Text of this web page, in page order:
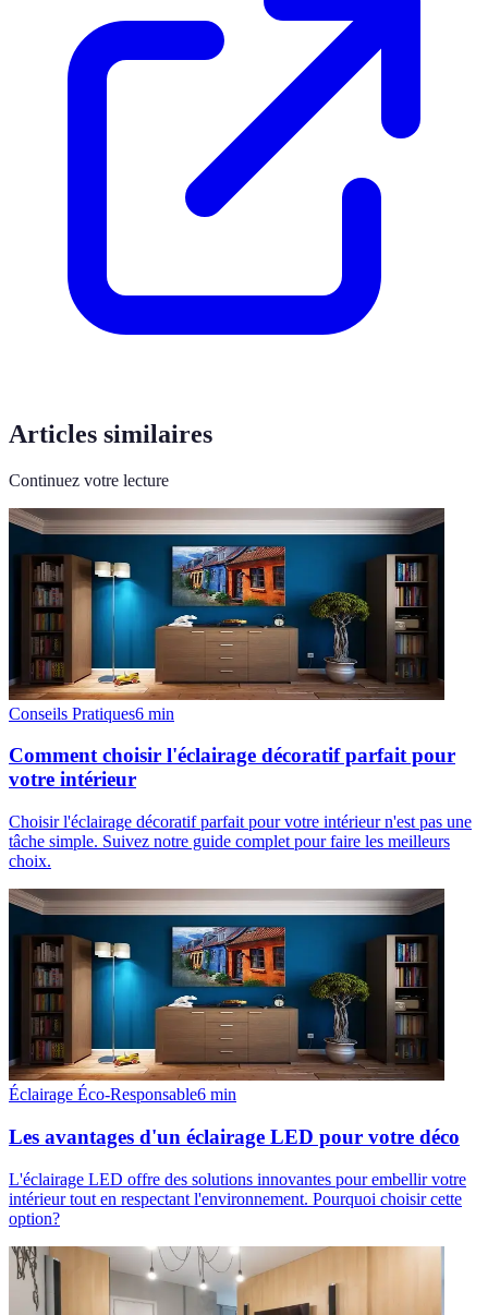
Articles similaires
Continuez votre lecture
Conseils Pratiques6 min
Comment choisir l'éclairage décoratif parfait pour
votre intérieur
Choisir l'éclairage décoratif parfait pour votre intérieur n'est pas une
tâche simple. Suivez notre guide complet pour faire les meilleurs
choix.
Éclairage Éco-Responsable6 min
Les avantages d'un éclairage LED pour votre déco
L'éclairage LED offre des solutions innovantes pour embellir votre
intérieur tout en respectant l'environnement. Pourquoi choisir cette
option?